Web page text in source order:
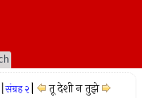
संग्रह २ तू देशी न तुझे